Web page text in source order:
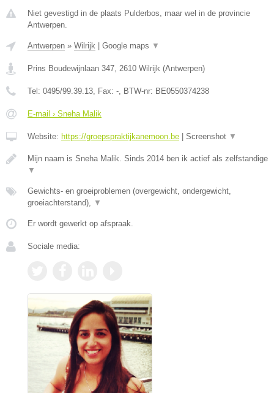
Niet gevestigd in de plaats Pulderbos, maar wel in de provincie
Antwerpen.
Antwerpen » Wilrijk | Google maps ▼
Prins Boudewijnlaan 347 2610 Wilrijk (Antwerpen)
Tel: 0495/99.39.13 , Fax: - , BTW-nr: BE0550374238
E-mail › Sneha Malik
Website: https://groepspraktijkanemoon.be | Screenshot ▼
Mijn naam is Sneha Malik. Sinds 2014 ben ik actief als zelfstandige
▼
Gewichts- en groeiproblemen (overgewicht, ondergewicht,
groeiachterstand),
▼
Er wordt gewerkt op afspraak.
Sociale media: